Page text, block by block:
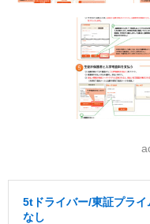
5tドライバー/東証プラ
なし